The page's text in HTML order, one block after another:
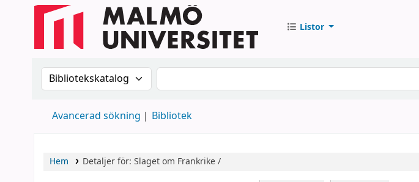
Listor
Sök i katalogen efter:Sök i katalogen
Avancerad sökning Bibliotek
Hem Detaljer för: Slaget om Frankrike /